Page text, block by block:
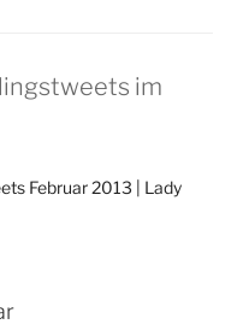
im
Februar 2013 | Lady